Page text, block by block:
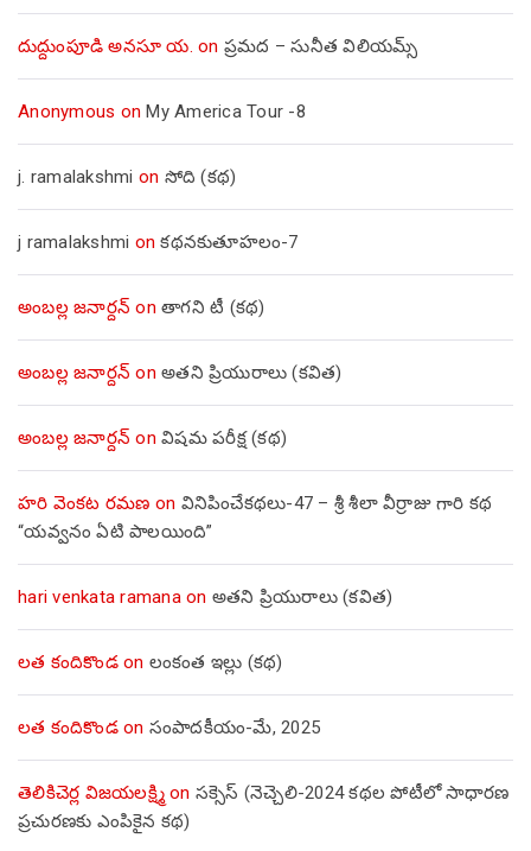
దుద్దుంపూడి అనసూ య. on ప్రమద – సునీత విలియమ్స్
Anonymous onMy America Tour -8
j. ramalakshmi on సోది (కథ)
j ramalakshmi onకథనకుతూహలం-7
అంబల్ల జనార్దన్ on తాగని టీ (కథ)
అంబల్ల జనార్దన్ on అతని ప్రియురాలు (కవిత)
అంబల్ల జనార్దన్ on విషమ పరీక్ష (క‌థ‌)
హరి వెంకట రమణ on వినిపించేకథలు-47 – శ్రీ శీలా వీర్రాజు గారి కథ
“యవ్వనం ఏటి పాలయింది”
hari venkata ramanaon అతని ప్రియురాలు (కవిత)
లత కందికొండon లంకంత ఇల్లు (కథ)
లత కందికొండon సంపాదకీయం-మే, 2025
తెలికిచెర్ల విజయలక్ష్మిon సక్సెస్ (నెచ్చెలి-2024 కథల పోటీలో సాధారణ
ప్రచురణకు ఎంపికైన కథ)